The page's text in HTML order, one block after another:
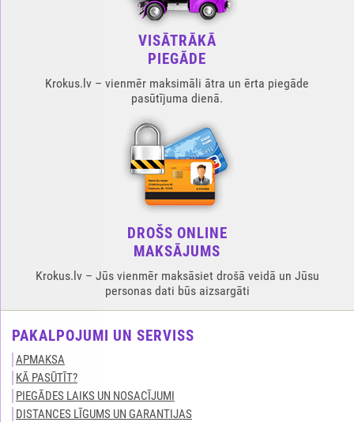
VISĀTRĀKĀ
PIEGĀDE
Krokus.lv – vienmēr maksimāli ātra un ērta piegāde
pasūtījuma dienā.
DROŠS ONLINE
MAKSĀJUMS
Krokus.lv – Jūs vienmēr maksāsiet drošā veidā un Jūsu
personas dati būs aizsargāti
PAKALPOJUMI UN SERVISS
APMAKSA
KĀ PASŪTĪT?
PIEGĀDES LAIKS UN NOSACĪJUMI
DISTANCES LĪGUMS UN GARANTIJAS